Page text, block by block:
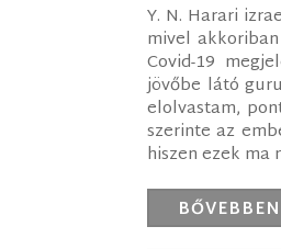
Y. N. Harari
mivel
Covid-19
jövőbe látó
elolvastam,
szerinte az
hiszen ezek ma
BŐVEBBEN